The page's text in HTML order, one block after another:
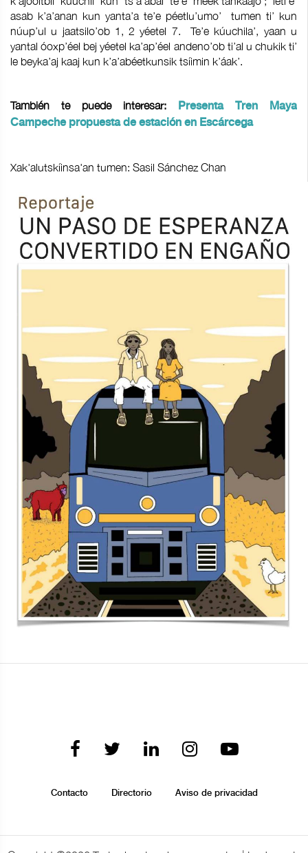
asab k’a’anan kun yanta’a te’e péetlu’umo’ tumen ti’ kun
núup’ul u jaatsilo’ob 1, 2 yéetel 7. Te’e kúuchila’, yaan u
yantal óoxp’éel bej yéetel ka’ap’éel andeno’ob ti’al u chukik ti’
le beyka’aj kaaj kun k’a’abéetkunsik tsíimin k’áak’.
También te puede interesar:
Presenta Tren Maya
Campeche propuesta de estación en Escárcega
Xak'alutskíinsa'an tumen: Sasil Sánchez Chan
Contacto Directorio Aviso de privacidad